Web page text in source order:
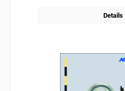
Details